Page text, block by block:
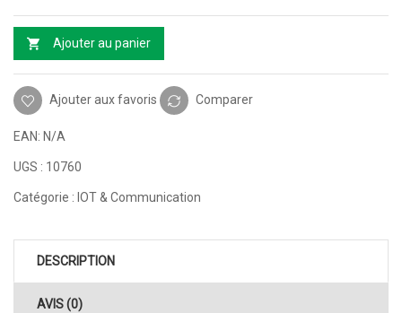
Ajouter au panier
Ajouter aux favoris Comparer
EAN: N/A
UGS : 10760
Catégorie : IOT & Communication
DESCRIPTION
AVIS (0)